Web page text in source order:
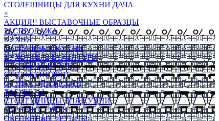
СТОЛЕШНИЦЫ ДЛЯ КУХНИ ДАЧА
×
АКЦИЯ!! ВЫСТАВОЧНЫЕ ОБРАЗЦЫ
РАСПРОДАЖА
КУХНЯ
МОДУЛЬНЫЕ КУХНИ
КУХОННЫЕ ГАРНИТУРЫ
СТОЛЫ НА КУХНЮ
СТОЛЫ КНИЖКИ
СТУЛЬЯ ДЛЯ КУХНИ
ТАБУРЕТЫ
СТОЛЕШНИЦЫ ДЛЯ КУХНИ
БАРНЫЕ СТУЛЬЯ
ОБЕДЕННЫЕ ГРУППЫ